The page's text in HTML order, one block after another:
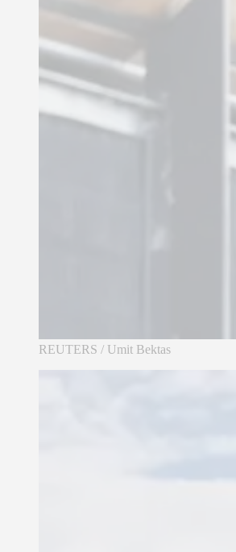
REUTERS / Umit Bektas